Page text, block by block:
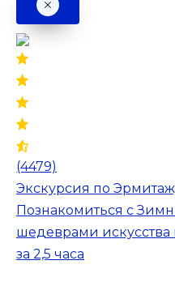
(4479)
Экскурсия по
Познакомиться с
шедеврами
за 2,5 часа